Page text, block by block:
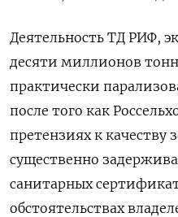
Деятельность ТД РИФ,
десяти миллионов
практически
после того как
претензиях к качеству
существенно
санитарных
обстоятельствах